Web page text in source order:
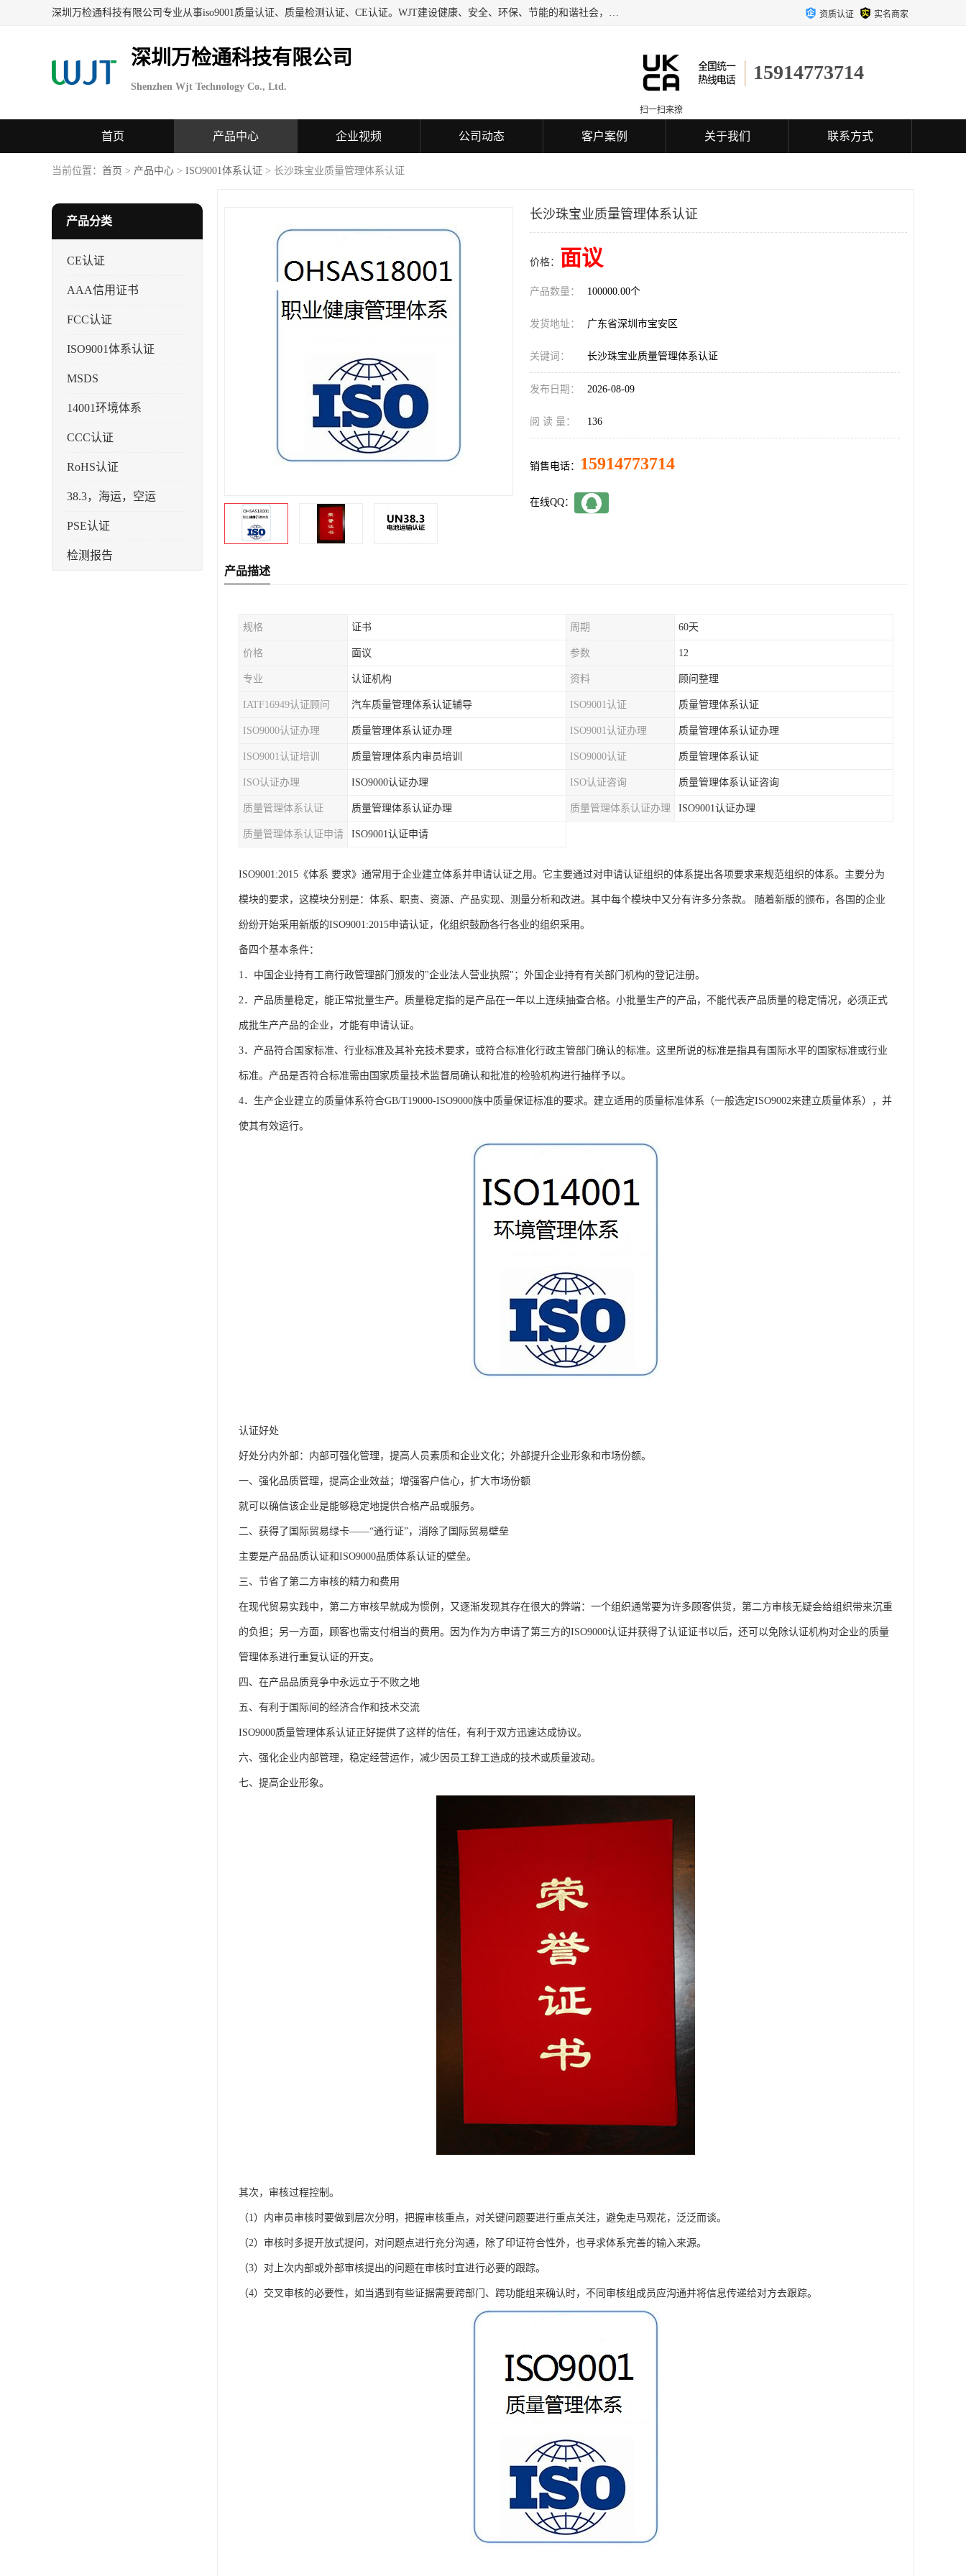
深圳万检通科技有限公司专业从事iso9001质量认证、质量检测认证、CE认证。WJT建设健康、安全、环保、节能的和谐社会，力图在检验、鉴定、测试及认证领域成为受人信赖的机构。 资质认证 实名商家
深圳万检通科技有限公司
Shenzhen Wjt Technology Co., Ltd.
15914773714
扫一扫来撩
首页 产品中心 企业视频 公司动态 客户案例 关于我们 联系方式
当前位置： 首页 > 产品中心 > ISO9001体系认证 > 长沙珠宝业质量管理体系认证
产品分类
CE认证
AAA信用证书
FCC认证
ISO9001体系认证
MSDS
14001环境体系
CCC认证
RoHS认证
38.3，海运，空运
PSE认证
检测报告
长沙珠宝业质量管理体系认证
价格： 面议
产品数量： 100000.00个
发货地址： 广东省深圳市宝安区
关键词： 长沙珠宝业质量管理体系认证
发布日期： 2026-08-09
阅 读 量： 136
销售电话： 15914773714
在线QQ：
产品描述
规格 证书 周期 60天
价格 面议 参数 12
专业 认证机构 资料 顾问整理
IATF16949认证顾问 汽车质量管理体系认证辅导 ISO9001认证 质量管理体系认证
ISO9000认证办理 质量管理体系认证办理 ISO9001认证办理 质量管理体系认证办理
ISO9001认证培训 质量管理体系内审员培训 ISO9000认证 质量管理体系认证
ISO认证办理 ISO9000认证办理 ISO认证咨询 质量管理体系认证咨询
质量管理体系认证 质量管理体系认证办理 质量管理体系认证办理 ISO9001认证办理
质量管理体系认证申请 ISO9001认证申请
ISO9001:2015《体系 要求》通常用于企业建立体系并申请认证之用。它主要通过对申请认证组织的体系提出各项要求来规范组织的体系。主要分为
模块的要求，这模块分别是：体系、职责、资源、产品实现、测量分析和改进。其中每个模块中又分有许多分条款。 随着新版的颁布，各国的企业
纷纷开始采用新版的ISO9001:2015申请认证，化组织鼓励各行各业的组织采用。
备四个基本条件：
1．中国企业持有工商行政管理部门颁发的"企业法人营业执照"；外国企业持有有关部门机构的登记注册。
2．产品质量稳定，能正常批量生产。质量稳定指的是产品在一年以上连续抽查合格。小批量生产的产品，不能代表产品质量的稳定情况，必须正式
成批生产产品的企业，才能有申请认证。
3．产品符合国家标准、行业标准及其补充技术要求，或符合标准化行政主管部门确认的标准。这里所说的标准是指具有国际水平的国家标准或行业
标准。产品是否符合标准需由国家质量技术监督局确认和批准的检验机构进行抽样予以。
4．生产企业建立的质量体系符合GB/T19000-ISO9000族中质量保证标准的要求。建立适用的质量标准体系（一般选定ISO9002来建立质量体系），并
使其有效运行。
认证好处
好处分内外部：内部可强化管理，提高人员素质和企业文化；外部提升企业形象和市场份额。
一、强化品质管理，提高企业效益；增强客户信心，扩大市场份额
就可以确信该企业是能够稳定地提供合格产品或服务。
二、获得了国际贸易绿卡——“通行证”，消除了国际贸易壁垒
主要是产品品质认证和ISO9000品质体系认证的壁垒。
三、节省了第二方审核的精力和费用
在现代贸易实践中，第二方审核早就成为惯例，又逐渐发现其存在很大的弊端：一个组织通常要为许多顾客供货，第二方审核无疑会给组织带来沉重
的负担；另一方面，顾客也需支付相当的费用。因为作为方申请了第三方的ISO9000认证并获得了认证证书以后，还可以免除认证机构对企业的质量
管理体系进行重复认证的开支。
四、在产品品质竞争中永远立于不败之地
五、有利于国际间的经济合作和技术交流
ISO9000质量管理体系认证正好提供了这样的信任，有利于双方迅速达成协议。
六、强化企业内部管理，稳定经营运作，减少因员工辞工造成的技术或质量波动。
七、提高企业形象。
其次，审核过程控制。
（1）内审员审核时要做到层次分明，把握审核重点，对关键问题要进行重点关注，避免走马观花，泛泛而谈。
（2）审核时多提开放式提问，对问题点进行充分沟通，除了印证符合性外，也寻求体系完善的输入来源。
（3）对上次内部或外部审核提出的问题在审核时宜进行必要的跟踪。
（4）交叉审核的必要性，如当遇到有些证据需要跨部门、跨功能组来确认时，不同审核组成员应沟通并将信息传递给对方去跟踪。